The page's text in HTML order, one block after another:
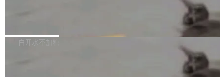
员工参与设立的专项资产管理计划。其中，Dee
一个回归问题，该问题导致拉取镜像时会拒绝包
e 孵化器项目管理委员会（IPMC）投票中获得
白开水不加糖